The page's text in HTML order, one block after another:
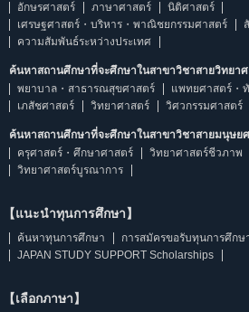
อักษรศาสตร์
ภาษาศาสตร์
นิติศาสตร์
เศรษฐศาสตร์・บริหาร・พาณิชยกรรมศาสตร์
ความสัมพันธ์ระหว่างประเทศ
ค้นหาสถานศึกษาที่จะศึกษาในสาขาวิชาสายวิทยา
พยาบาล・สาธารณสุขศาสตร์
แพทยศาสตร์・
เภสัชศาสตร์
วิทยาศาสตร์ วิศวกรรมศาสตร์
ค้นหาสถานศึกษาที่จะศึกษาในสาขาวิชาสายมนุษย
ครุศาสตร์・ศึกษาศาสตร์
วิทยาศาสตร์ชีวภาพ
วิทยาศาสตร์บูรณาการ
【แนะนำทุนการศึกษา】
ค้นหาทุนการศึกษา
การสมัครขอรับทุนการศึกษ
JAPAN STUDY SUPPORT Scholarships
【เลือกภาษา】